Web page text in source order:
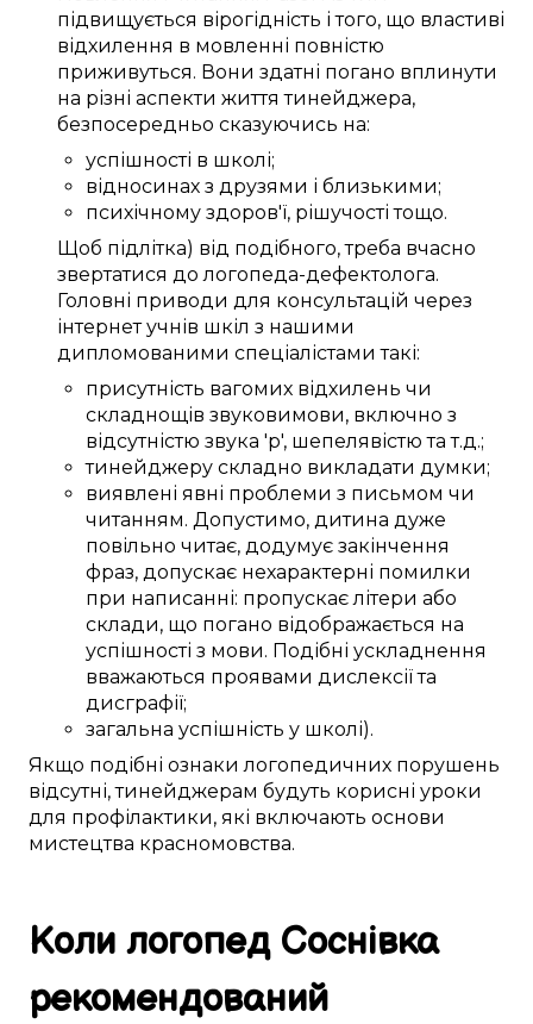
підвищується вірогідність і того, що властиві
відхилення в мовленні повністю
приживуться. Вони здатні погано вплинути
на різні аспекти життятинейджера,
безпосередньо сказуючись на:
успішності в школі;
відносинах з друзями і близькими;
психічному здоров'ї, рішучості тощо.
Щоб підлітка) від подібного,треба вчасно
звертатися до логопеда-дефектолога.
Головні приводи для консультацій через
інтернет учнів шкіл з нашими
дипломованими спеціалістами такі:
присутність вагомих відхилень чи
складнощів звуковимови, включно з
відсутністю звука 'р', шепелявістю тат.д.;
тинейджеру складно викладати думки;
виявлені явні проблеми з письмом чи
читанням. Допустимо, дитина дуже
повільно читає, додумує закінчення
фраз, допускає нехарактерні помилки
при написанні: пропускає літери або
склади, що погано відображається на
успішності з мови. Подібні ускладнення
вважаються проявами дислексії та
дисграфії;
загальна успішність у школі).
Якщо подібні ознаки логопедичних порушень
відсутні,тинейджерам будуть корисні уроки
для профілактики, які включають основи
мистецтва красномовства.
Коли логопед Соснівка
рекомендований